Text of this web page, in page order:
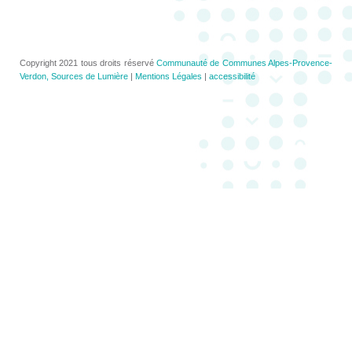
Copyright 2021 tous droits réservé Communauté de Communes Alpes-Provence-
Verdon, Sources de Lumière | Mentions Légales | accessibilité